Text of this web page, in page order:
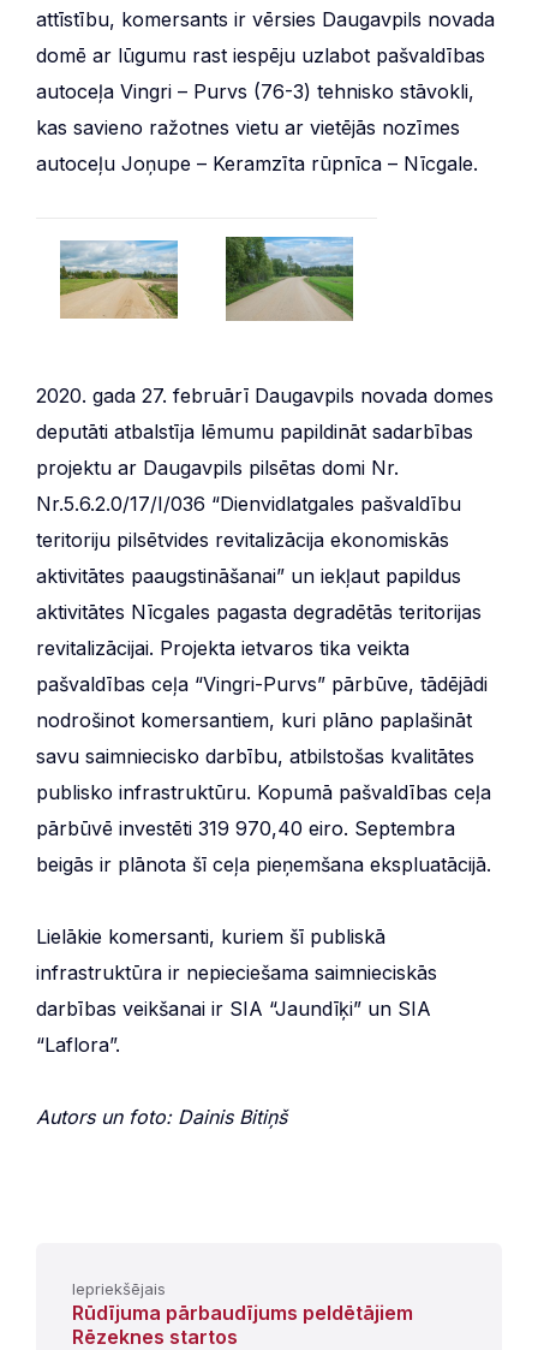
attīstību, komersants ir vērsies Daugavpils novada
domē ar lūgumu rast iespēju uzlabot pašvaldības
autoceļa Vingri – Purvs (76-3) tehnisko stāvokli,
kas savieno ražotnes vietu ar vietējās nozīmes
autoceļu Joņupe – Keramzīta rūpnīca – Nīcgale.
2020. gada 27. februārī Daugavpils novada domes
deputāti atbalstīja lēmumu papildināt sadarbības
projektu ar Daugavpils pilsētas domi Nr.
Nr.5.6.2.0/17/I/036 “Dienvidlatgales pašvaldību
teritoriju pilsētvides revitalizācija ekonomiskās
aktivitātes paaugstināšanai” un iekļaut papildus
aktivitātes Nīcgales pagasta degradētās teritorijas
revitalizācijai. Projekta ietvaros tika veikta
pašvaldības ceļa “Vingri-Purvs” pārbūve, tādējādi
nodrošinot komersantiem, kuri plāno paplašināt
savu saimniecisko darbību, atbilstošas kvalitātes
publisko infrastruktūru. Kopumā pašvaldības ceļa
pārbūvē investēti 319 970,40 eiro. Septembra
beigās ir plānota šī ceļa pieņemšana ekspluatācijā.
Lielākie komersanti, kuriem šī publiskā
infrastruktūra ir nepieciešama saimnieciskās
darbības veikšanai ir SIA “Jaundīķi” un SIA
“Laflora”.
Autors un foto: Dainis Bitiņš
Iepriekšējais
Rūdījuma pārbaudījums peldētājiem
Rēzeknes startos